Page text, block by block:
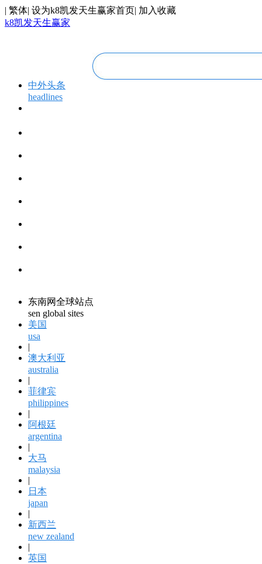
| 繁体| 设为k8凯发天生赢家首页| 加入收藏
k8凯发天生赢家
中外头条
headlines
东南网全球站点
sen global sites
美国
usa
|
澳大利亚
australia
|
菲律宾
philippines
|
阿根廷
argentina
|
大马
malaysia
|
日本
japan
|
新西兰
new zealand
|
英国